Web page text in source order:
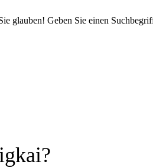
glauben! Geben Sie einen